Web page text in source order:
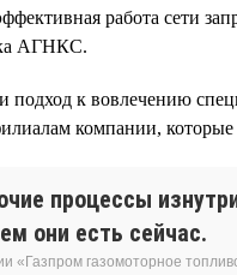
работа сети
АГНКС.
к вовлечению
компании,
процессы
они есть сейчас.
«Газпром газомоторное